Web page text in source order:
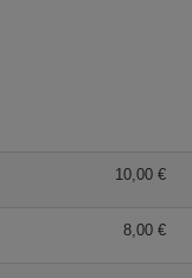
10,00 €
8,00 €